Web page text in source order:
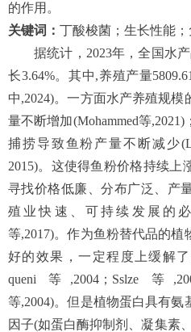
的作用。
关键词： 丁酸梭菌；生长性能
据统计，2023年，全国水
长3.64%。其中,养殖产量
中,2024)。一方面水产养殖规
量不断增加(Mohammed等
捕捞导致鱼粉产量不断减少
2015)。这使得鱼粉价格持续上
寻找价格低廉、分布广泛、产
殖业快速、可持续发展的
等,2017)。作为鱼粉替代品的
好的效果，一定程度上缓解了
queni 等,2004；Sslze 等
等,2004)。但是植物蛋白具有
因子(如蛋白酶抑制剂、凝集素